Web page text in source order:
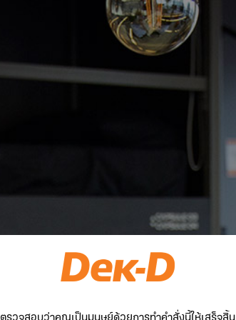
ตรวจสอบว่าคุณเป็นมนุษย์ด้วยการทำคำสั่งนี้ให้เสร็จสิ้น